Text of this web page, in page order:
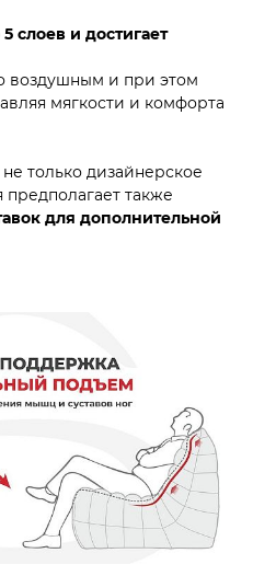
слоев и достигает
воздушным и при этом
мягкости и комфорта
только дизайнерское
также
для дополнительной